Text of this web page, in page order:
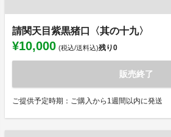
請関天目紫黒猪口〈其の十九〉
¥10,000 (税込/送料込)残り0
販売終了
ご提供予定時期：ご購入から1週間以内に発送